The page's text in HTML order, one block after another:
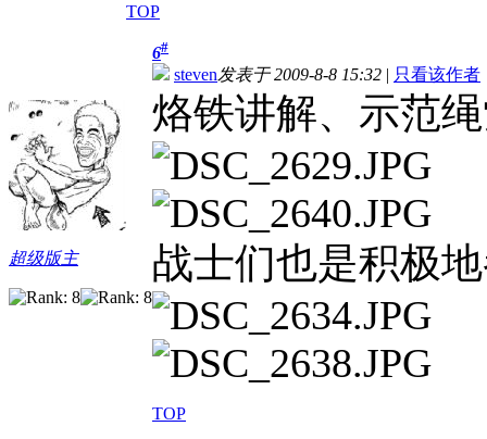
TOP
超级版主
6#
steven发表于 2009-8-8 15:32 | 只看该作者
烙铁讲解、示范
战士们也是积极
TOP